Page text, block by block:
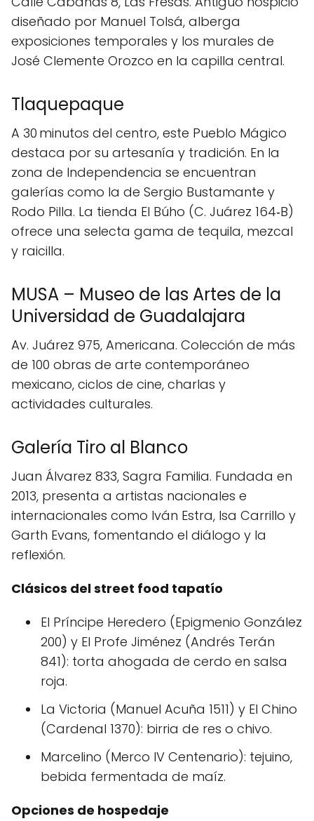
diseñado por Manuel Tolsá, alberga
exposiciones temporales y los murales de
José Clemente Orozco en la capilla central.
Tlaquepaque
A 30 minutos del centro, este Pueblo Mágico
destaca por su artesanía y tradición. En la
zona de Independencia se encuentran
galerías como la de Sergio Bustamante y
Rodo Pilla. La tienda El Búho (C. Juárez 164‑B)
ofrece una selecta gama de tequila, mezcal
y raicilla.
MUSA – Museo de las Artes de la
Universidad de Guadalajara
Av. Juárez 975, Americana. Colección de más
de 100 obras de arte contemporáneo
mexicano, ciclos de cine, charlas y
actividades culturales.
Galería Tiro al Blanco
Juan Álvarez 833, Sagra Familia. Fundada en
2013, presenta a artistas nacionales e
internacionales como Iván Estra, Isa Carrillo y
Garth Evans, fomentando el diálogo y la
reflexión.
Clásicos del street food tapatío
El Príncipe Heredero (Epigmenio González
200) y El Profe Jiménez (Andrés Terán
841): torta ahogada de cerdo en salsa
roja.
La Victoria (Manuel Acuña 1511) y El Chino
(Cardenal 1370): birria de res o chivo.
Marcelino (Merco IV Centenario): tejuino,
bebida fermentada de maíz.
Opciones de hospedaje